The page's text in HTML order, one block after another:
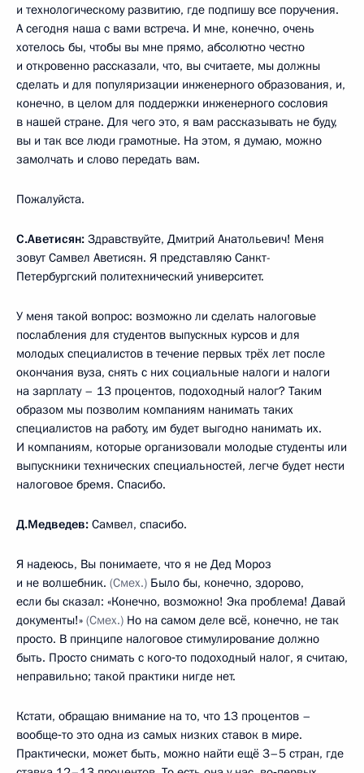
и технологическому развитию, где подпишу все поручения.
А сегодня наша с вами встреча. И мне, конечно, очень
хотелось бы, чтобы вы мне прямо, абсолютно честно
и откровенно рассказали, что, вы считаете, мы должны
сделать и для популяризации инженерного образования, и,
конечно, в целом для поддержки инженерного сословия
в нашей стране. Для чего это, я вам рассказывать не буду,
вы и так все люди грамотные. На этом, я думаю, можно
замолчать и слово передать вам.
Пожалуйста.
С.Аветисян: Здравствуйте, Дмитрий Анатольевич! Меня
зовут Самвел Аветисян. Я представляю Санкт-
Петербургский политехнический университет.
У меня такой вопрос: возможно ли сделать налоговые
послабления для студентов выпускных курсов и для
молодых специалистов в течение первых трёх лет после
окончания вуза, снять с них социальные налоги и налоги
на зарплату – 13 процентов, подоходный налог? Таким
образом мы позволим компаниям нанимать таких
специалистов на работу, им будет выгодно нанимать их.
И компаниям, которые организовали молодые студенты или
выпускники технических специальностей, легче будет нести
налоговое бремя. Спасибо.
Д.Медведев: Самвел, спасибо.
Я надеюсь, Вы понимаете, что я не Дед Мороз
и не волшебник. (Смех.) Было бы, конечно, здорово,
если бы сказал: «Конечно, возможно! Эка проблема! Давай
документы!» (Смех.) Но на самом деле всё, конечно, не так
просто. В принципе налоговое стимулирование должно
быть. Просто снимать с кого‑то подоходный налог, я считаю,
неправильно; такой практики нигде нет.
Кстати, обращаю внимание на то, что 13 процентов –
вообще‑то это одна из самых низких ставок в мире.
Практически, может быть, можно найти ещё 3–5 стран, где